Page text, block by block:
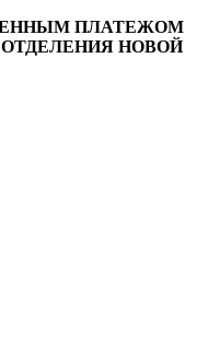
ПЛАТЕЖОМ
НОВОЙ